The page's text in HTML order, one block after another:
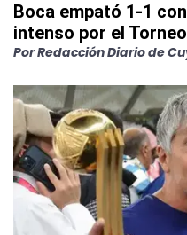
Boca empató 1-1
intenso por el
PorRedacción Diario de